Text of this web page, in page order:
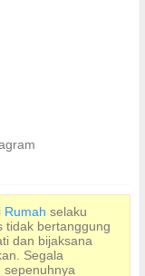
Rumah selaku
tidak bertanggung
dan bijaksana
Segala
sepenuhnya